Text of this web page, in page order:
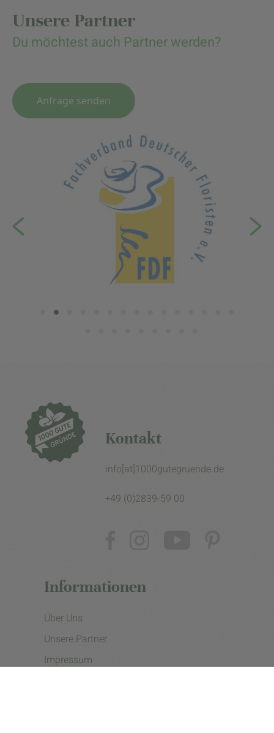
Unsere Partner
Du möchtest auch Partner werden?
Anfrage senden
Kontakt
info[at]1000gutegruende.de
+49 (0)2839-59 00
Informationen
Über Uns
Unsere Partner
Impressum